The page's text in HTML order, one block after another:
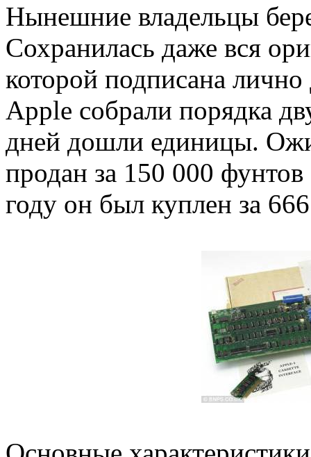
Нынешние владельцы
Сохранилась даже вся
которой подписана
Apple собрали порядка
дней дошли единицы.
продан за 150 000
году он был куплен за